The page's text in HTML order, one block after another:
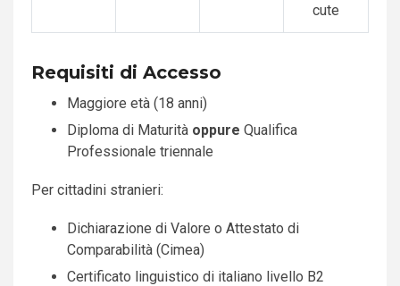
cute
Requisiti di Accesso
Maggiore età (18 anni)
Diploma di Maturità oppure Qualifica
Professionale triennale
Per cittadini stranieri:
Dichiarazione di Valore o Attestato di
Comparabilità (Cimea)
Certificato linguistico di italiano livello B2